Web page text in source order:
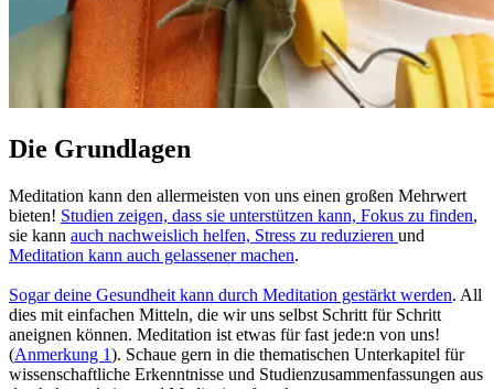
Die Grundlagen
Meditation kann den allermeisten von uns einen großen Mehrwert
bieten! Stu­dien zeigen, dass sie unterstützen kann, Fokus zu finden,
sie kann auch nachweislich helfen, Stress zu redu­zie­ren und
Meditation kann auch gelas­se­ner machen.
Sogar deine Gesund­heit kann durch Medi­ta­tion gestärkt werden. All
dies mit ein­fa­chen Mit­teln, die wir uns selbst Schritt für Schritt
aneignen können. Meditation ist etwas für fast jede:n von uns!
(Anmerkung 1). Schaue gern in die thematischen Unterkapitel für
wissenschaftliche Erkenntnisse und Studienzusammenfassungen aus